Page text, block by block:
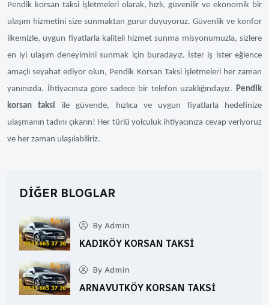
Pendik korsan taksi işletmeleri olarak, hızlı, güvenilir ve ekonomik bir
ulaşım hizmetini size sunmaktan gurur duyuyoruz. Güvenlik ve konfor
ilkemizle, uygun fiyatlarla kaliteli hizmet sunma misyonumuzla, sizlere
en iyi ulaşım deneyimini sunmak için buradayız. İster iş ister eğlence
amaçlı seyahat ediyor olun, Pendik Korsan Taksi işletmeleri her zaman
yanınızda. İhtiyacınıza göre sadece bir telefon uzaklığındayız. Pendik
korsan taksi ile güvende, hızlıca ve uygun fiyatlarla hedefinize
ulaşmanın tadını çıkarın! Her türlü yolculuk ihtiyacınıza cevap veriyoruz
ve her zaman ulaşılabiliriz.
DIĞER BLOGLAR
By Admin
KADIKÖY KORSAN TAKSI
By Admin
ARNAVUTKÖY KORSAN TAKSI